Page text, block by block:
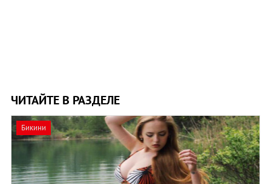
ЧИТАЙТЕ В РАЗДЕЛЕ
Бикини